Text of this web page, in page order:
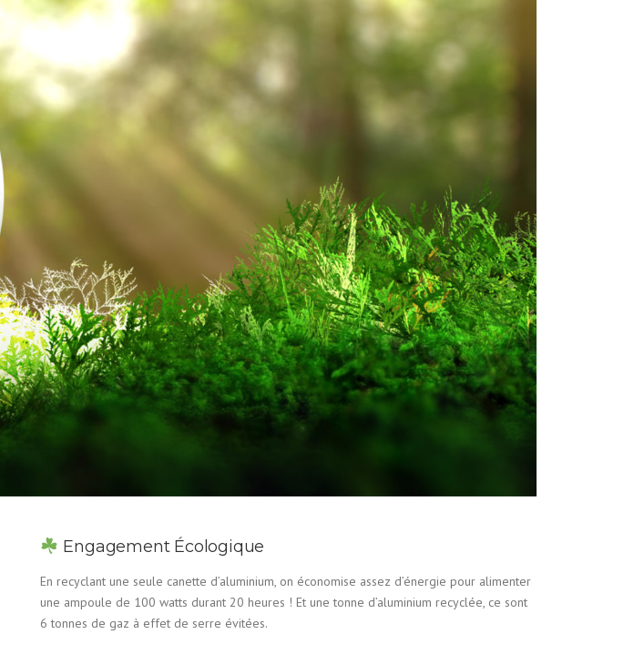
Engagement Écologique
En recyclant une seule canette d’aluminium, on économise assez d’énergie pour alimenter
une ampoule de 100 watts durant 20 heures ! Et une tonne d’aluminium recyclée, ce sont
6 tonnes de gaz à effet de serre évitées.